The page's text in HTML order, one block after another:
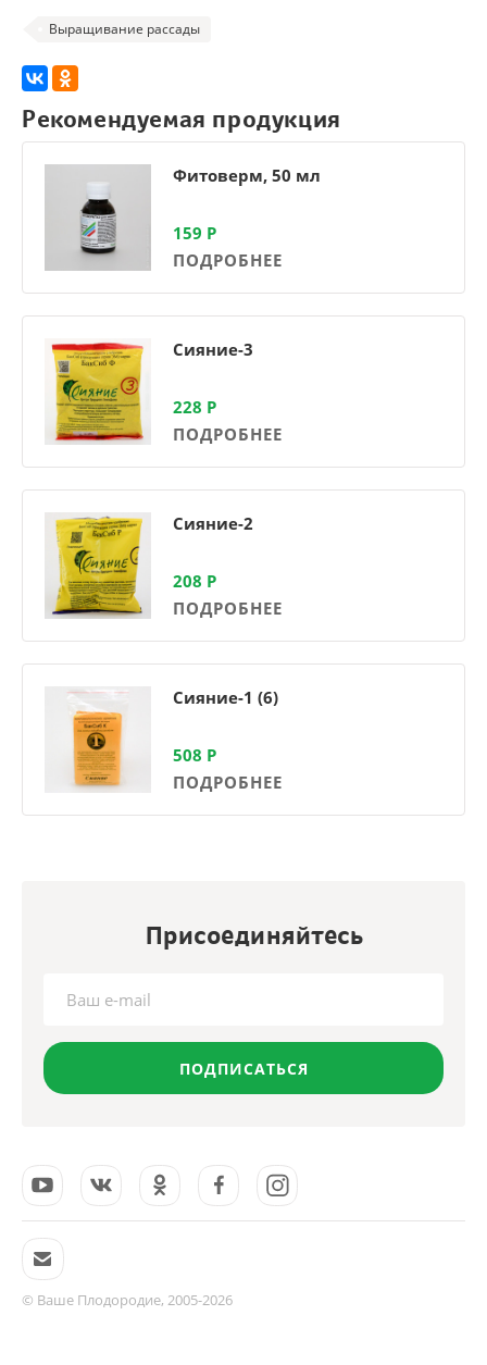
Выращивание рассады
Рекомендуемая продукция
Фитоверм, 50 мл
159 Р
ПОДРОБНЕЕ
Сияние-3
228 Р
ПОДРОБНЕЕ
Сияние-2
208 Р
ПОДРОБНЕЕ
Сияние-1 (6)
508 Р
ПОДРОБНЕЕ
Присоединяйтесь
ПОДПИСАТЬСЯ
© Ваше Плодородие, 2005-2026